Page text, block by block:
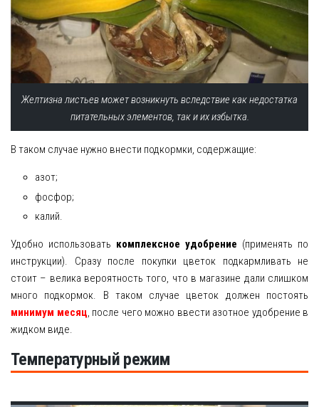
Желтизна листьев может возникнуть вследствие как недостатка
питательных элементов, так и их избытка.
В таком случае нужно внести подкормки, содержащие:
азот;
фосфор;
калий.
Удобно использовать комплексное удобрение (применять по
инструкции). Сразу после покупки цветок подкармливать не
стоит – велика вероятность того, что в магазине дали слишком
много подкормок. В таком случае цветок должен постоять
минимум месяц, после чего можно ввести азотное удобрение в
жидком виде.
Температурный режим